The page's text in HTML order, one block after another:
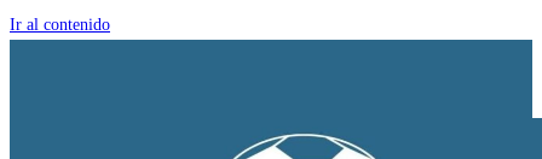
Ir al contenido